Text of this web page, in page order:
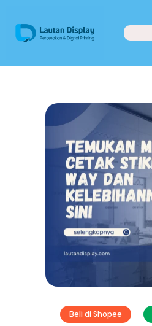
Beli di Shopee